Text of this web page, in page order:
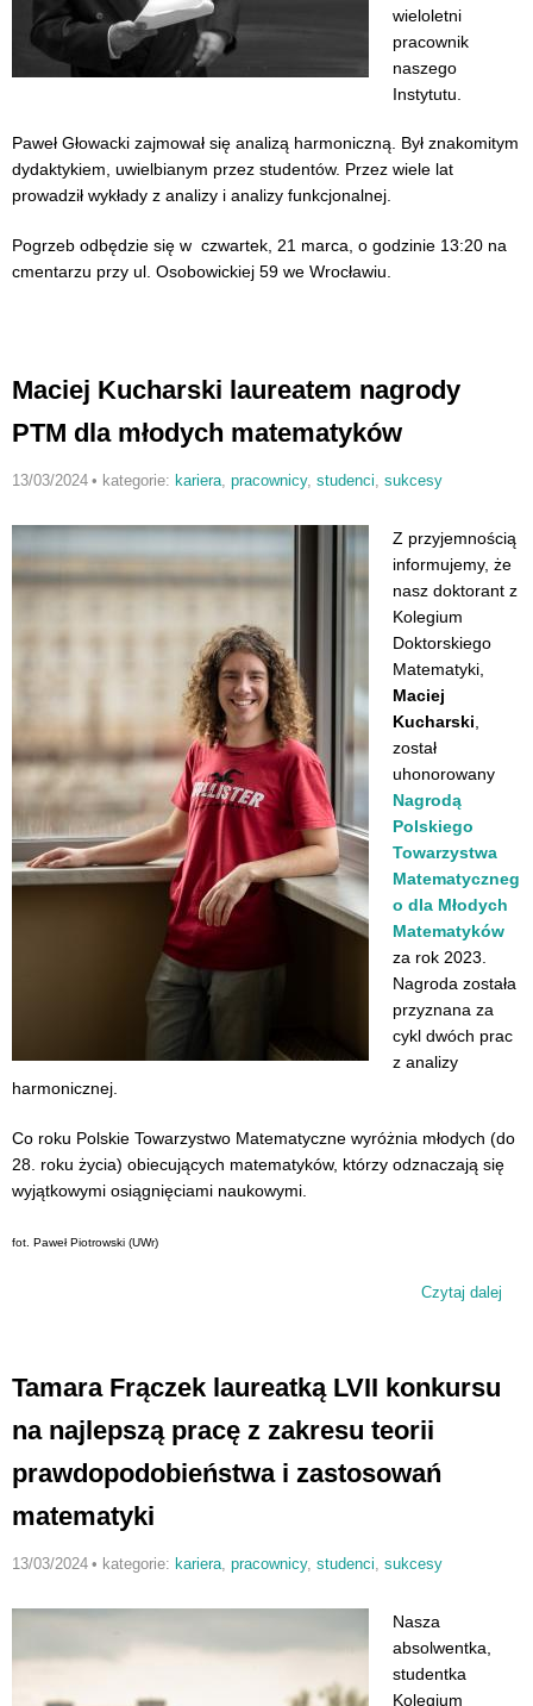
wieloletni
pracownik
naszego
Instytutu.
Paweł Głowacki zajmował się analizą harmoniczną. Był znakomitym
dydaktykiem, uwielbianym przez studentów. Przez wiele lat
prowadził wykłady z analizy i analizy funkcjonalnej.
Pogrzeb odbędzie się w czwartek, 21 marca, o godzinie 13:20 na
cmentarzu przy ul. Osobowickiej 59 we Wrocławiu.
Maciej Kucharski laureatem nagrody
PTM dla młodych matematyków
13/03/2024 • kategorie: kariera, pracownicy, studenci, sukcesy
Z przyjemnością
informujemy, że
nasz doktorant z
Kolegium
Doktorskiego
Matematyki,
Maciej
Kucharski,
został
uhonorowany
Nagrodą
Polskiego
Towarzystwa
Matematyczneg
o dla Młodych
Matematyków
za rok 2023.
Nagroda została
przyznana za
cykl dwóch prac
z analizy
harmonicznej.
Co roku Polskie Towarzystwo Matematyczne wyróżnia młodych (do
28. roku życia) obiecujących matematyków, którzy odznaczają się
wyjątkowymi osiągnięciami naukowymi.
fot. Paweł Piotrowski (UWr)
Czytaj dalej
Tamara Frączek laureatką LVII konkursu
na najlepszą pracę z zakresu teorii
prawdopodobieństwa i zastosowań
matematyki
13/03/2024 • kategorie: kariera, pracownicy, studenci, sukcesy
Nasza
absolwentka,
studentka
Kolegium